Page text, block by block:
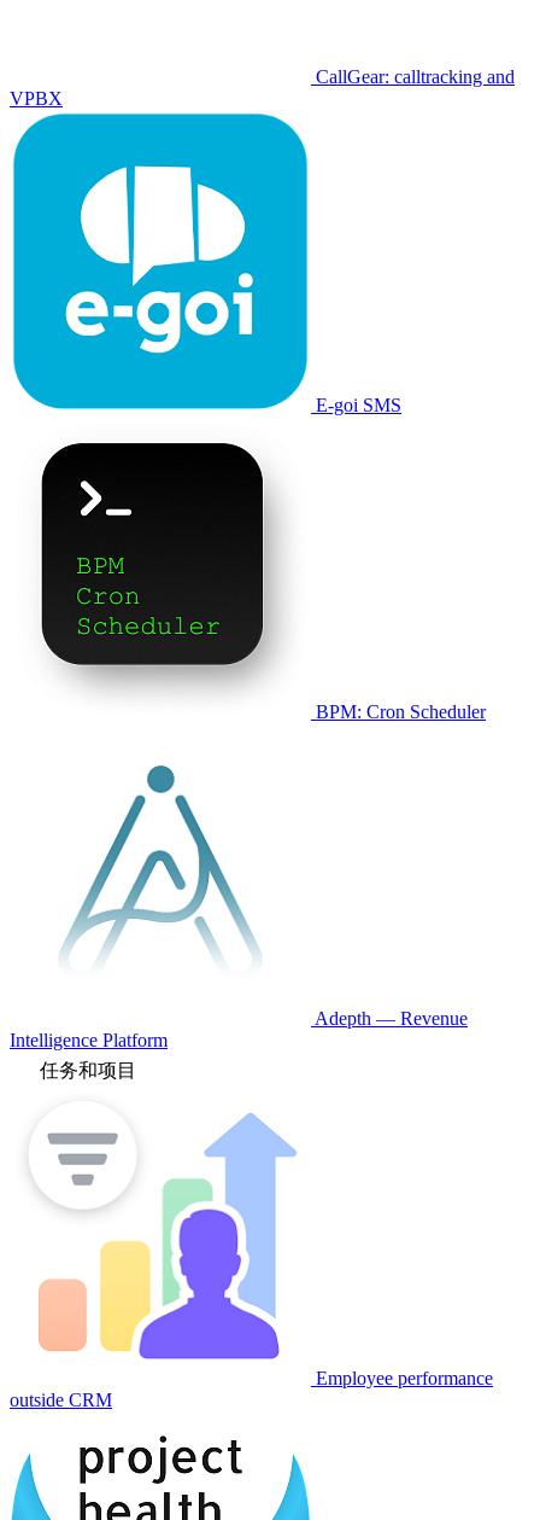
CallGear: calltracking and
VPBX
E-goi SMS
BPM: Cron Scheduler
Adepth — Revenue
Intelligence Platform
任务和项目
Employee performance
outside CRM